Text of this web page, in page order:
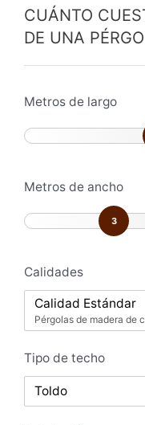
CUÁNTO
DE UNA
Metros de largo
Metros de ancho
3
Calidades
Calidad Estándar
Pérgolas de madera de
Tipo de techo
Toldo